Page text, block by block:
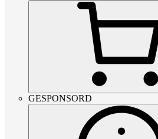
GESPONSORD